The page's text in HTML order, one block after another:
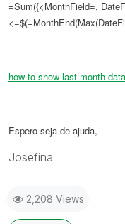
=Sum({<MonthField=,
how to show last month
Espero seja de ajuda,
Josefina
2,208 Views